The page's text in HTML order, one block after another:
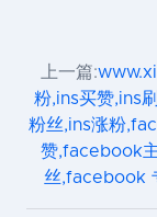
上一篇:
粉,ins买赞,ins
粉丝,ins涨粉
赞,facebook
丝,facebook